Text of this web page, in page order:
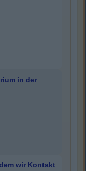
in der
wir Kontakt